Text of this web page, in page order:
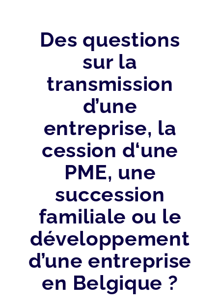
Des questions
sur la
transmission
d’une
entreprise, la
cession d‘une
PME, une
succession
familiale ou le
développement
d’une entreprise
en Belgique ?